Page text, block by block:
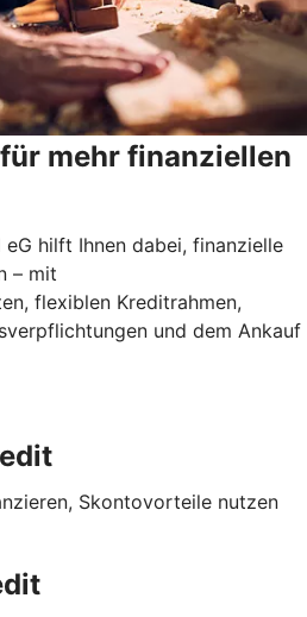
mehr finanziellen
eG hilft Ihnen dabei, finanzielle
– mit
flexiblen Kreditrahmen,
und dem Ankauf
Skontovorteile nutzen